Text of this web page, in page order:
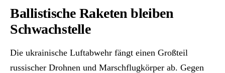
Ballistische Raketen bleiben
Schwachstelle
Die ukrainische Luftabwehr fängt einen Großteil
russischer Drohnen und Marschflugkörper ab. Gegen